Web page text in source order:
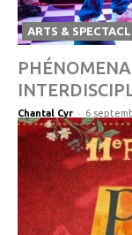
ARTS &
Chantal Cyr - 6